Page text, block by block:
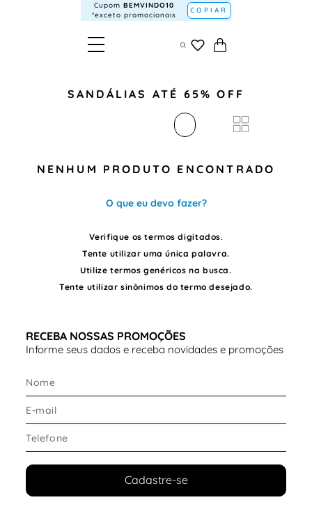
Cupom BEMVINDO10
*exceto promocionais
COPIAR
SANDÁLIAS ATÉ 65% OFF
NENHUM PRODUTO ENCONTRADO
O que eu devo fazer?
Verifique os termos digitados.
Tente utilizar uma única palavra.
Utilize termos genéricos na busca.
Tente utilizar sinônimos do termo desejado.
RECEBA NOSSAS PROMOÇÕES
Informe seus dados e receba novidades e promoções
Cadastre-se